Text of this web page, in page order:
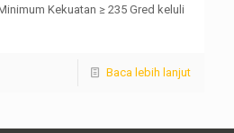
Kekuatan ≥ 235 Gred keluli
Baca lebih lanjut